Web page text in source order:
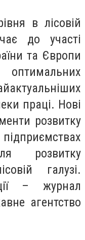
в лісовій
до участі
та Європи
оптимальних
праці. Нові
розвитку
розвитку
галузі.
– журнал
агентство